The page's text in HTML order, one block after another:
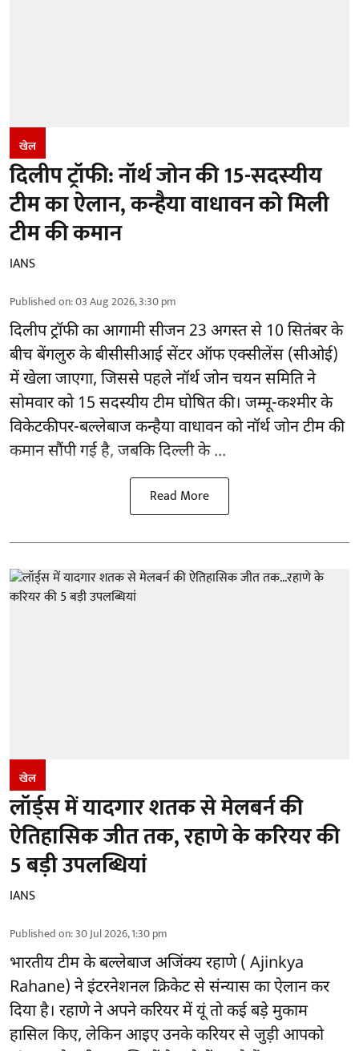
खेल
दिलीप ट्रॉफी: नॉर्थ जोन की 15-सदस्यीय
टीम का ऐलान, कन्हैया वाधावन को मिली
टीम की कमान
IANS
Published on:03 Aug 2026, 3:30 pm
दिलीप ट्रॉफी का आगामी सीजन 23 अगस्त से 10 सितंबर के
बीच बेंगलुरु केबीसीसीआईसेंटर ऑफ एक्सीलेंस (सीओई)
में खेला जाएगा, जिससे पहले नॉर्थ जोन चयन समिति ने
सोमवार को 15 सदस्यीय टीम घोषित की। जम्मू-कश्मीर के
विकेटकीपर-बल्लेबाज कन्हैया वाधावन को नॉर्थ जोन टीम की
कमान सौंपी गई है, जबकि दिल्ली के ...
Read More
खेल
लॉर्ड्स में यादगार शतक से मेलबर्न की
ऐतिहासिक जीत तक, रहाणे के करियर की
5 बड़ी उपलब्धियां
IANS
Published on:30 Jul 2026, 1:30 pm
भारतीय टीम के बल्लेबाजअजिंक्य रहाणे ( Ajinkya
Rahane) ने इंटरनेशनल क्रिकेट से संन्यास का ऐलान कर
दिया है। रहाणे ने अपने करियर में यूं तो कई बड़े मुकाम
हासिल किए, लेकिन आइए उनके करियर से जुड़ी आपको